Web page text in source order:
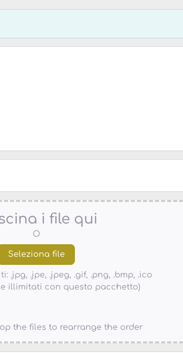
i file qui
O
.jpg, .jpe, .jpeg, .gif, .png, .bmp, .ico
illimitati con questo pacchetto)
the files to rearrange the order